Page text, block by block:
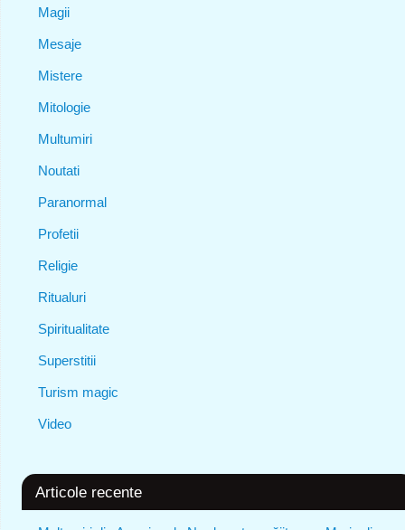
Magii
Mesaje
Mistere
Mitologie
Multumiri
Noutati
Paranormal
Profetii
Religie
Ritualuri
Spiritualitate
Superstitii
Turism magic
Video
Articole recente